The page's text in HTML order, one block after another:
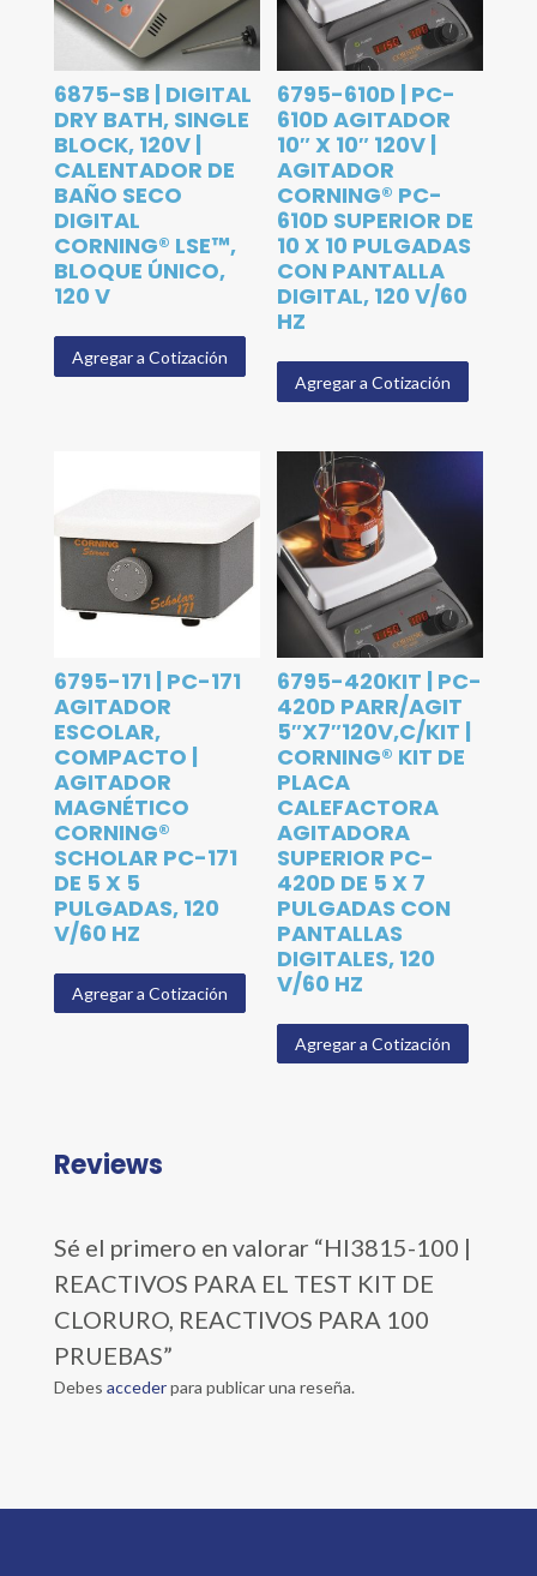
6875-SB | DIGITAL
DRY BATH, SINGLE
BLOCK, 120V |
CALENTADOR DE
BAÑO SECO
DIGITAL
CORNING® LSE™,
BLOQUE ÚNICO,
120 V
Agregar a Cotización
6795-610D | PC-
610D AGITADOR
10″ X 10″ 120V |
AGITADOR
CORNING® PC-
610D SUPERIOR DE
10 X 10 PULGADAS
CON PANTALLA
DIGITAL, 120 V/60
HZ
Agregar a Cotización
6795-171 | PC-171
AGITADOR
ESCOLAR,
COMPACTO |
AGITADOR
MAGNÉTICO
CORNING®
SCHOLAR PC-171
DE 5 X 5
PULGADAS, 120
V/60 HZ
Agregar a Cotización
6795-420KIT | PC-
420D PARR/AGIT
5″X7″120V,C/KIT |
CORNING® KIT DE
PLACA
CALEFACTORA
AGITADORA
SUPERIOR PC-
420D DE 5 X 7
PULGADAS CON
PANTALLAS
DIGITALES, 120
V/60 HZ
Agregar a Cotización
Reviews
Sé el primero en valorar “HI3815-100 |
REACTIVOS PARA EL TEST KIT DE
CLORURO, REACTIVOS PARA 100
PRUEBAS”
Debes accederpara publicar una reseña.